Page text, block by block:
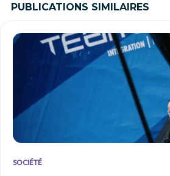
PUBLICATIONS SIMILAIRES
SOCIÉTÉ